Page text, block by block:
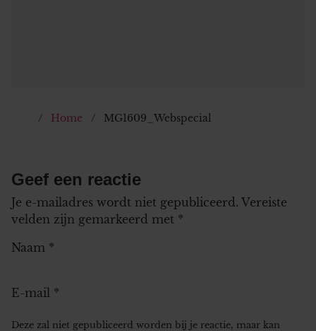
Home MG1609_Webspecial
Geef een reactie
Je e-mailadres wordt niet gepubliceerd. Vereiste
velden zijn gemarkeerd met *
Naam *
E-mail *
Deze zal niet gepubliceerd worden bij je reactie, maar kan